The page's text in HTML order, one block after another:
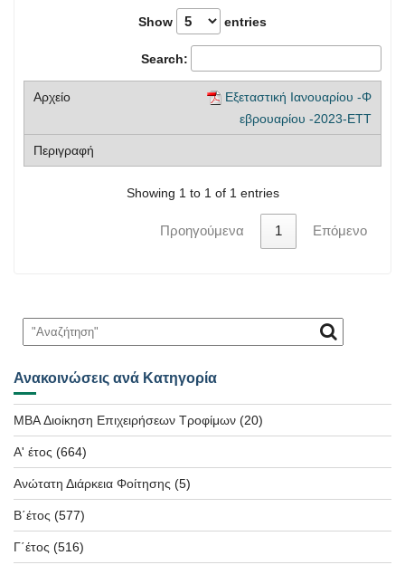
Show entries
Search:
Εξεταστική Ιανουαρίου -Φ
εβρουαρίου -2023-ΕΤΤ
Showing 1 to 1 of 1 entries
Προηγούμενα 1 Επόμενο
Ανακοινώσεις ανά Κατηγορία
MBA Διοίκηση Επιχειρήσεων Τροφίμων (20)
Α' έτος (664)
Ανώτατη Διάρκεια Φοίτησης (5)
Β΄έτος (577)
Γ΄έτος (516)